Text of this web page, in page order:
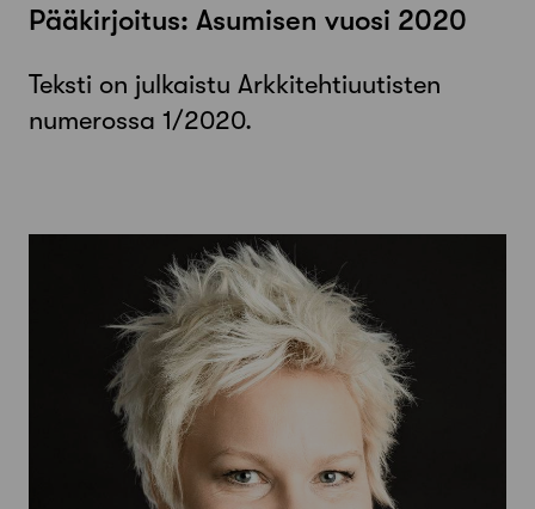
Pääkirjoitus: Asumisen vuosi 2020
Teksti on julkaistu Arkkitehtiuutisten
numerossa 1/2020.